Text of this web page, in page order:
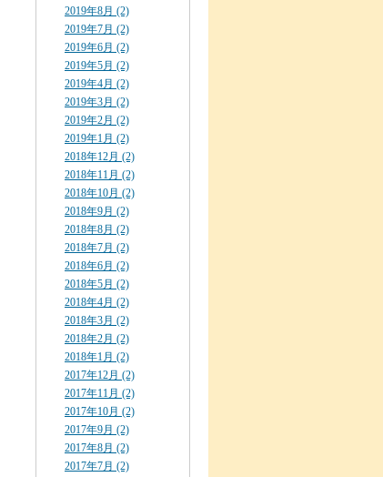
2019年8月 (2)
2019年7月 (2)
2019年6月 (2)
2019年5月 (2)
2019年4月 (2)
2019年3月 (2)
2019年2月 (2)
2019年1月 (2)
2018年12月 (2)
2018年11月 (2)
2018年10月 (2)
2018年9月 (2)
2018年8月 (2)
2018年7月 (2)
2018年6月 (2)
2018年5月 (2)
2018年4月 (2)
2018年3月 (2)
2018年2月 (2)
2018年1月 (2)
2017年12月 (2)
2017年11月 (2)
2017年10月 (2)
2017年9月 (2)
2017年8月 (2)
2017年7月 (2)